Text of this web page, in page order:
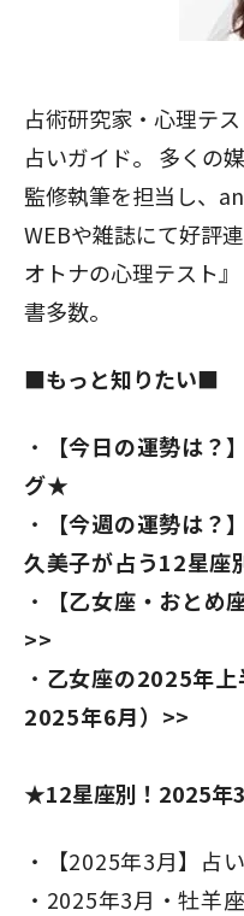
占術研究家・心理テ
占いガイド。 多くの
監修執筆を担当し、
WEBや雑誌にて好評
オトナの心理テスト
書多数。
■もっと知りたい■
【今日の運勢は
グ★
【今週の運勢は？
久美子が占う12星座
【乙女座・おと
>>
乙女座の2025年
2025年6月）>>
★12星座別！2025年
【2025年3月】占
2025年3月・牡羊